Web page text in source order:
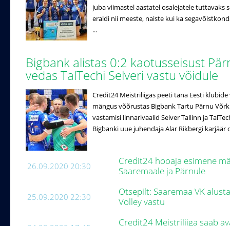
juba viimastel aastatel osalejatele tuttavaks
eraldi nii meeste, naiste kui ka
...
Bigbank alistas 0:2 kaotusseisust
vedas TalTechi Selveri vastu võidule
Credit24 Meistriliigas peeti täna Eesti
mängus võõrustas Bigbank Tartu Pärnu
vastamisi linnarivaalid Selver Tallinn ja
Bigbanki uue juhendaja Alar Rikbergi karjäär
26.09.2020 20:30
Credit24 hooaja esimene
Saaremaale ja Pärnule
25.09.2020 22:30
Otsepilt: Saaremaa VK
Volley vastu
Credit24 Meistriliiga saab